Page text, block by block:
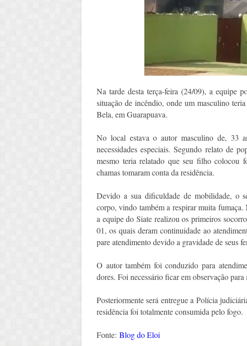
Na tarde desta terça-feira (24/09), a equipe
situação de incêndio, onde um masculino
Bela, em Guarapuava.
No local estava o autor masculino de, 33
necessidades especiais. Segundo relato de
mesmo teria relatado que seu filho colocou
chamas tomaram conta da residência.
Devido a sua dificuldade de mobilidade, o
corpo, vindo também a respirar muita
a equipe do Siate realizou os primeiros
01, os quais deram continuidade ao
pare atendimento devido a gravidade de seus
O autor também foi conduzido para
dores. Foi necessário ficar em observação para
Posteriormente será entregue a Polícia
residência foi totalmente consumida pelo fogo.
Fonte: Blog do Eloi